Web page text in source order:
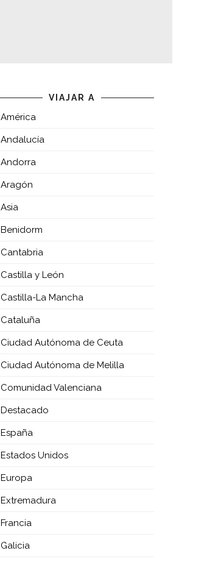
VIAJAR A
América
Andalucía
Andorra
Aragón
Asia
Benidorm
Cantabria
Castilla y León
Castilla-La Mancha
Cataluña
Ciudad Autónoma de Ceuta
Ciudad Autónoma de Melilla
Comunidad Valenciana
Destacado
España
Estados Unidos
Europa
Extremadura
Francia
Galicia